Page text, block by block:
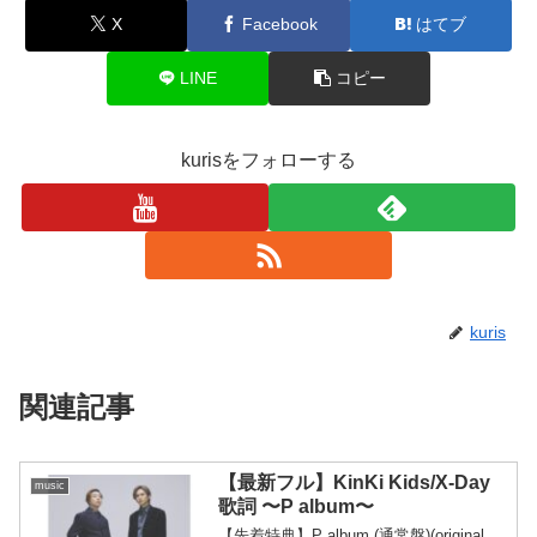
X Facebook はてブ
LINE コピー
kurisをフォローする
kuris
関連記事
music
【最新フル】KinKi Kids/X-Day
歌詞 〜P album〜